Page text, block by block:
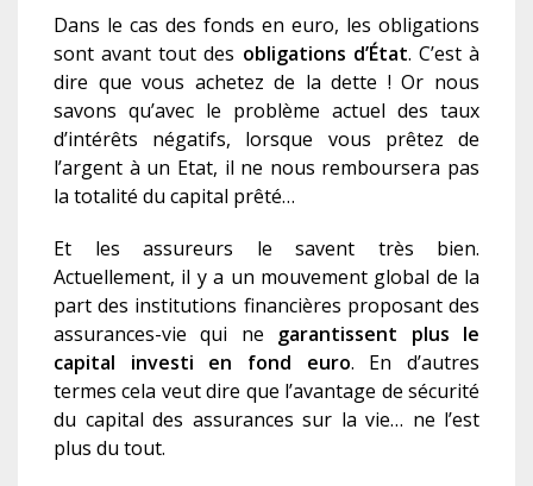
Dans le cas des fonds en euro, les obligations
sont avant tout des obligations d’État. C’est à
dire que vous achetez de la dette ! Or nous
savons qu’avec le problème actuel des taux
d’intérêts négatifs, lorsque vous prêtez de
l’argent à un Etat, il ne nous remboursera pas
la totalité du capital prêté…
Et les assureurs le savent très bien.
Actuellement, il y a un mouvement global de la
part des institutions financières proposant des
assurances-vie qui ne garantissent plus le
capital investi en fond euro. En d’autres
termes cela veut dire que l’avantage de sécurité
du capital des assurances sur la vie… ne l’est
plus du tout.